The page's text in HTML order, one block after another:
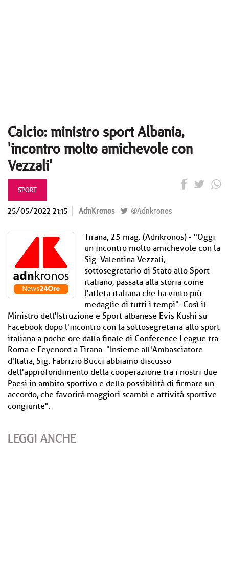
Calcio: ministro sport Albania,
'incontro molto amichevole con
Vezzali'
SPORT
25/05/2022 21:15 AdnKronos @Adnkronos
Tirana, 25 mag. (Adnkronos) - "Oggi
un incontro molto amichevole con la
Sig. Valentina Vezzali,
sottosegretario di Stato allo Sport
italiano, passata alla storia come
l'atleta italiana che ha vinto più
medaglie di tutti i tempi". Così il
Ministro dell'Istruzione e Sport albanese Evis Kushi su
Facebook dopo l'incontro con la sottosegretaria allo sport
italiana a poche ore dalla finale di Conference League tra
Roma e Feyenord a Tirana. "Insieme all'Ambasciatore
d'Italia, Sig. Fabrizio Bucci abbiamo discusso
dell'approfondimento della cooperazione tra i nostri due
Paesi in ambito sportivo e della possibilità di firmare un
accordo, che favorirà maggiori scambi e attività sportive
congiunte".
LEGGI ANCHE